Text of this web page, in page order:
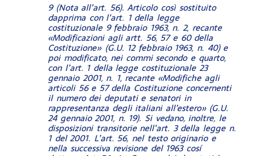
9 (Nota all’art. 56). Articolo così sostituito
dapprima con l’art. 1 della legge
costituzionale 9 febbraio 1963, n. 2, recante
«Modificazioni agli artt. 56, 57 e 60 della
Costituzione» (G.U. 12 febbraio 1963, n. 40) e
poi modificato, nei commi secondo e quarto,
con l’art. 1 della legge costituzionale 23
gennaio 2001, n. 1, recante «Modifiche agli
articoli 56 e 57 della Costituzione concernenti
il numero dei deputati e senatori in
rappresentanza degli italiani all’estero» (G.U.
24 gennaio 2001, n. 19). Si vedano, inoltre, le
disposizioni transitorie nell’art. 3 della legge n.
1 del 2001. L’art. 56, nel testo originario e
nella successiva revisione del 1963 cosí